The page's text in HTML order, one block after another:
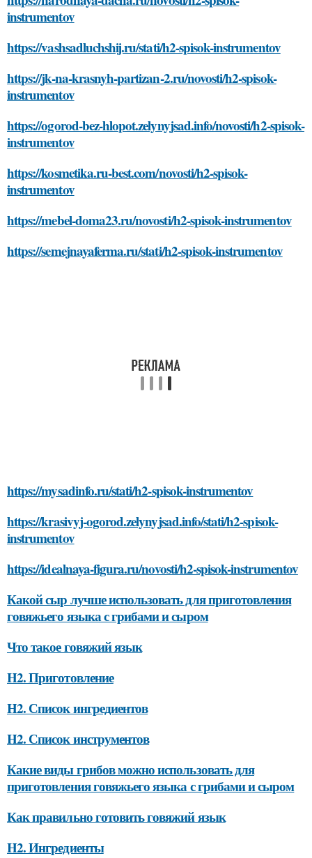
instrumentov
https://vashsadluchshij.ru/stati/h2-spisok-instrumentov
https://jk-na-krasnyh-partizan-2.ru/novosti/h2-spisok-
instrumentov
https://ogorod-bez-hlopot.zelynyjsad.info/novosti/h2-spisok-
instrumentov
https://kosmetika.ru-best.com/novosti/h2-spisok-
instrumentov
https://mebel-doma23.ru/novosti/h2-spisok-instrumentov
https://semejnayaferma.ru/stati/h2-spisok-instrumentov
https://mysadinfo.ru/stati/h2-spisok-instrumentov
https://krasivyj-ogorod.zelynyjsad.info/stati/h2-spisok-
instrumentov
https://idealnaya-figura.ru/novosti/h2-spisok-instrumentov
Какой сыр лучше использовать для приготовления
говяжьего языка с грибами и сыром
Что такое говяжий язык
H2. Приготовление
H2. Список ингредиентов
H2. Список инструментов
Какие виды грибов можно использовать для
приготовления говяжьего языка с грибами и сыром
Как правильно готовить говяжий язык
H2. Ингредиенты